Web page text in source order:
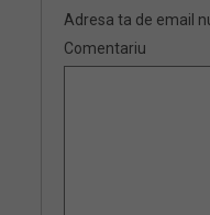
Adresa ta de email
Comentariu